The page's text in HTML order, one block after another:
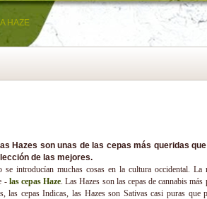
HAZE
Hazes son unas de las cepas más queridas
de las mejores.
introducían muchas cosas en la cultura occidental. La
- las cepas Haze . Las Hazes son las cepas de cannabis
las cepas Indicas, las Hazes son Sativas casi puras que